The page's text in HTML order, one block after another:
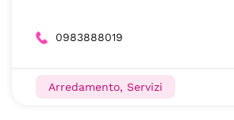
0983888019
Arredamento, Servizi